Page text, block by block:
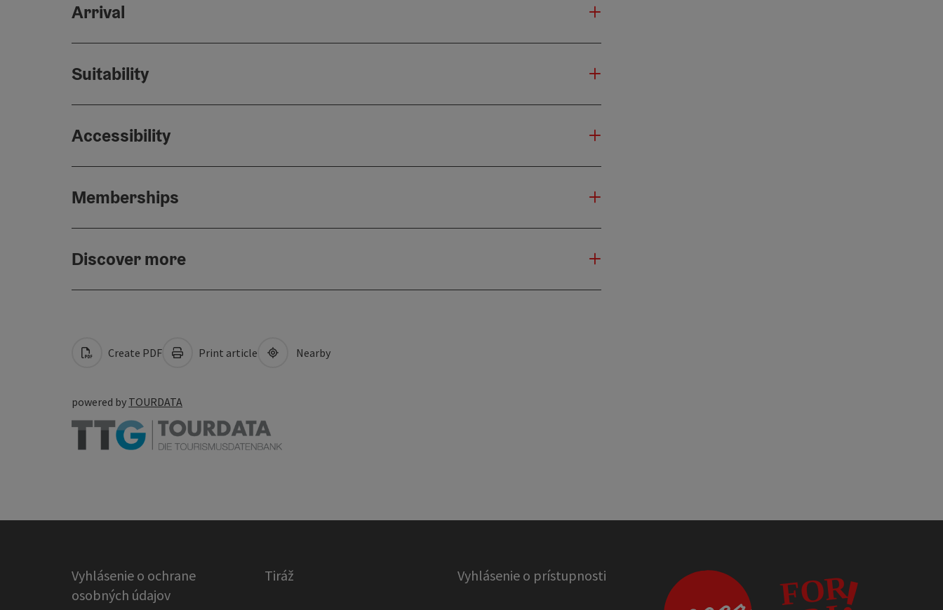
Arrival
Suitability
Accessibility
Memberships
Discover more
Create PDF Print article Nearby
powered by TOURDATA
Vyhlásenie o ochrane
osobných údajov
Tiráž Vyhlásenie o prístupnosti